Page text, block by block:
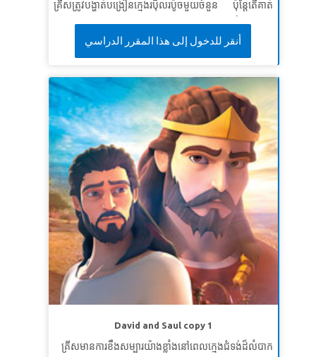
SuperTruth:I will seek more of God.
spirit be upon me.”2 Kings 2:9b (NKJV)
គ្រីសត្រូវបង្ហាត់បង្រៀនក្មេងរបុិលរប៉ូចមួយចំនួន ប៉ុន្តែតើគាត់
អាចជួយពួកគេយ៉ាងម៉េចប្រសិនបើពួកគេសើចចំអកគាត់?
សៀវភៅវិសេសនាំគ្រីស ចយ និងហ្គីហ្សូមទៅជួបនេហេមា។ ទី
បន្ទាល់អំពីផែនការដ៏មាំមួនរបស់គាត់ដើម្បីសង់កំផែងក្រុង
យេរូសាឡិមឡើងវិញ ទោះបីមនុស្សអាក្រក់ចំអកមើលងាយគាត់
ហើយគ្រោងនឹងសម្លាប់គាត់ក៏ដោយ! កុមាររៀនពីរបៀបស្វែងរក
ភាពក្លាហានដើម្បីជំនះរាល់ឧបសគ្គ។
មេរៀនទី១: ត្រូវធ្វើការ
សេចក្តីពិតវិសេស៖ ខ្ញុំនឹងធ្វើកិច្ចការដែលព្រះបានហៅខ្ញុំឱ្យធ្វើ។
ខគម្ពីរវិសេស៖ព្រះនៃស្ថានសួគ៌នឹងជួយយើងឲ្យទទួលបាន
ជោគជ័យ។ យើងដែលជាអ្នកបំរើរបស់ទ្រង់នឹងចាប់ផ្តើមសង់
កំផែងនេះឡើងវិញ។ នេហេមា២:២០
មេរៀទី ២៖ ឈរឡើងសម្រាប់ការប្រឈមឧបសគ្គ
សេចក្តីពិតវិសេស៖ខ្ញុំនឹងត្រៀមខ្លួនរួចរាល់ហើយសម្រាប់ឧប
អ្នកសាងសង់បានបន្តការងាររបស់ពួកគេ
មេរៀនទី៣៖ អំណររបស់ព្រះអម្ចាស់
أنقر للدخول إلى هذا المقرر الدراسي
David and Saul copy 1
គ្រីសមានការខឹងសម្បារយ៉ាងខ្លាំងនៅពេលក្មេងជំទង់ដ៏លំបាក